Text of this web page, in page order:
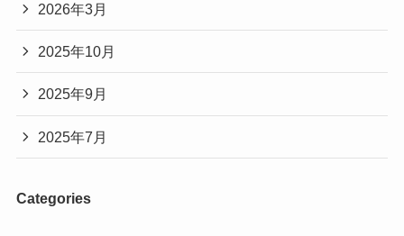
2026年3月
2025年10月
2025年9月
2025年7月
Categories